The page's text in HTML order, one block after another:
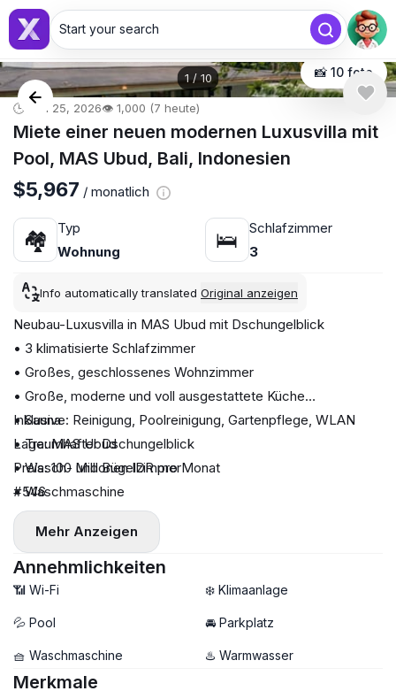
Start your search
1/10 📸 10 foto
🕒 Jan 25, 2026👁️ 1,000 (7 heute)
Miete einer neuen modernen Luxusvilla mit
Pool, MAS Ubud, Bali, Indonesien
$5,967 / monatlich
🏘
Typ
Wohnung
🛌
Schlafzimmer
3
Info automatically translated Original anzeigen
Neubau-Luxusvilla in MAS Ubud mit Dschungelblick
• 3 klimatisierte Schlafzimmer
• Großes, geschlossenes Wohnzimmer
• Große, moderne und voll ausgestattete Küche
• Sauna
• Traumhafter Dschungelblick
• Wasch- und Bügelzimmer
• Waschmaschine
• Großes Grundstück
• Swimmingpool
• Parkplätze für Autos und Fahrräder
Inklusive: Reinigung, Poolreinigung, Gartenpflege, WLAN
Lage: MAS Ubud
Preis: 100 Millionen IDR pro Monat
#546
Mehr Anzeigen
Annehmlichkeiten
📶 Wi-Fi ❄️ Klimaanlage
💦 Pool 🚘 Parkplatz
🧺 Waschmaschine ♨️ Warmwasser
Merkmale